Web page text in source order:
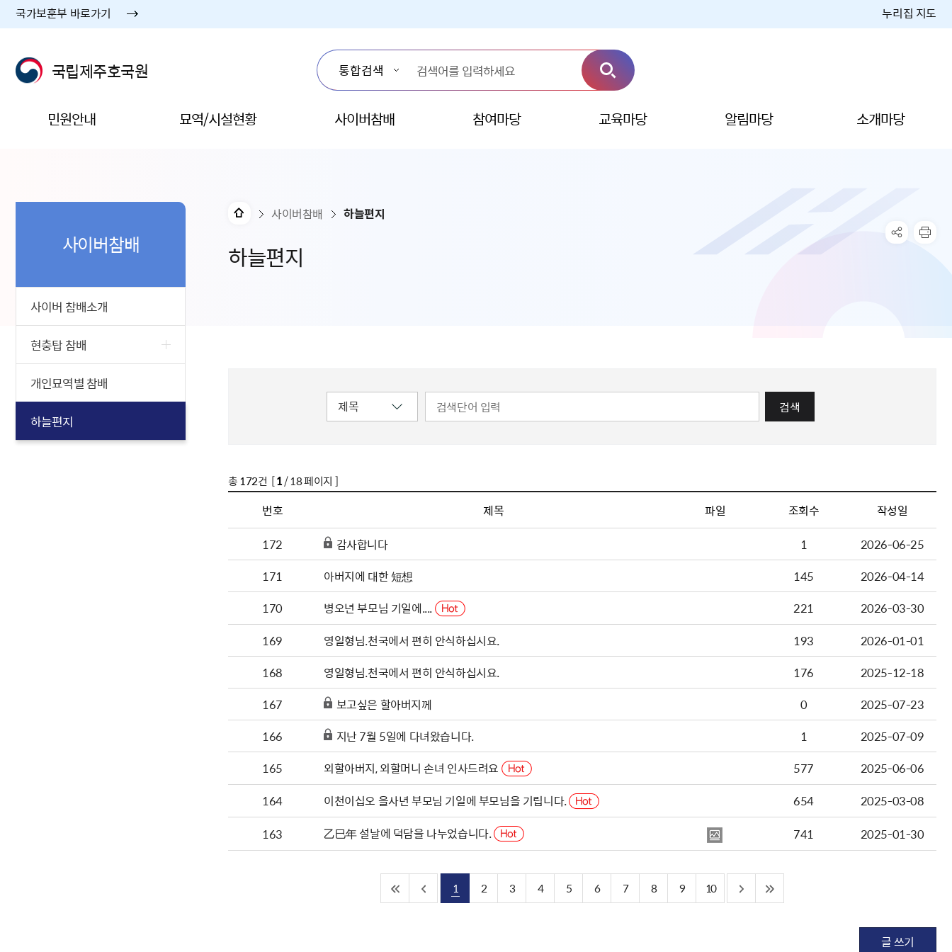
국가보훈부 바로가기 누리집 지도
국립제주호국원
민원안내 묘역/시설현황 사이버참배 참여마당 교육마당 알림마당 소개마당
하늘편지
사이버참배 하늘편지
사이버참배
사이버 참배소개
현충탑 참배
개인묘역별 참배
하늘편지
검색
총172건 [1/ 18 페이지 ]
번호 제목 파일 조회수
작성일
172
감사합니다 1
2026-06-25
171
아버지에 대한 短想 145
2026-04-14
170
병오년 부모님 기일에.... 221
2026-03-30
169
영일형님.천국에서 편히 안식하십시요. 193
2026-01-01
168
영일형님.천국에서 편히 안식하십시요. 176
2025-12-18
167
보고싶은 할아버지께 0
2025-07-23
166
지난 7월 5일에 다녀왔습니다. 1
2025-07-09
165
외할아버지, 외할머니 손녀 인사드려요 577
2025-06-06
164
이천이십오 을사년 부모님 기일에 부모님을 기립니다. 654
2025-03-08
163
乙巳年 설날에 덕담을 나누었습니다. 741 2025-01-30
1 2 3 4 5 6 7 8 9 10
글 쓰기